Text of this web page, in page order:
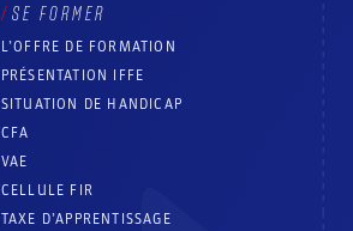
SE FORMER
L’OFFRE DE FORMATION
PRÉSENTATION IFFE
SITUATION DE HANDICAP
CFA
VAE
CELLULE FIR
TAXE D’APPRENTISSAGE